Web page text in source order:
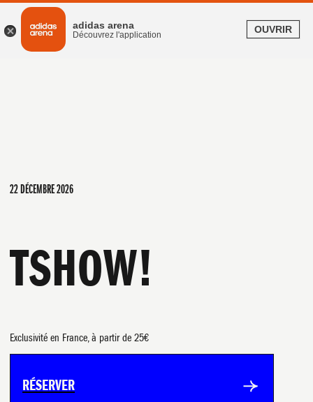
adidas arena
Découvrez l'application OUVRIR
Offrez du show, du vrai, avec la e-carte cadeau adidas arena. En savoir plus
22 DÉCEMBRE 2026
TSHOW!
Exclusivité en France, à partir de 25€
RÉSERVER